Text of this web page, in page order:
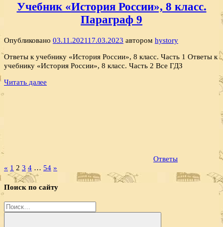
Учебник «История России», 8 класс.
Параграф 9
Опубликовано 03.11.202117.03.2023 автором hystory
Ответы к учебнику «История России», 8 класс. Часть 1 Ответы к
учебнику «История России», 8 класс. Часть 2 Все ГДЗ
Читать далее
Ответы
Пагинация
записей
« Предыдущие
записи
1 2 3 4 … 54 Следующие
»
Поиск по сайту
Найти: